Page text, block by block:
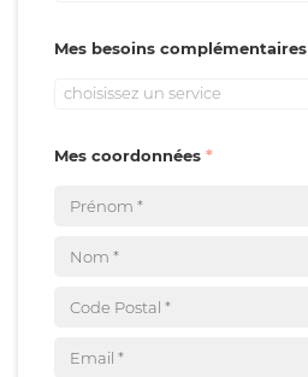
Mes besoins complémentaires
choisissez un service
Mes coordonnées